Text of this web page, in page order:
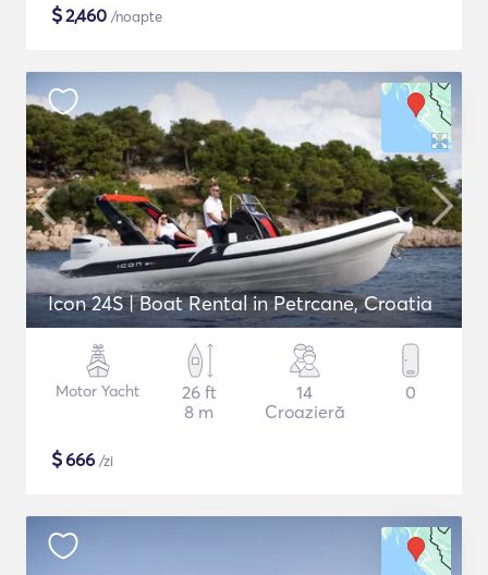
$2,460 /noapte
Icon 24S | Boat Rental in Petrcane, Croatia
Motor Yacht
26 ft
8 m
14
Croazieră
0
$666 /zi